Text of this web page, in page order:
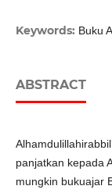
Keywords: Buku
ABSTRACT
panjatkan kepada
mungkin bukuajar